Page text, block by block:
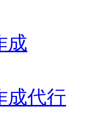
成
成代行